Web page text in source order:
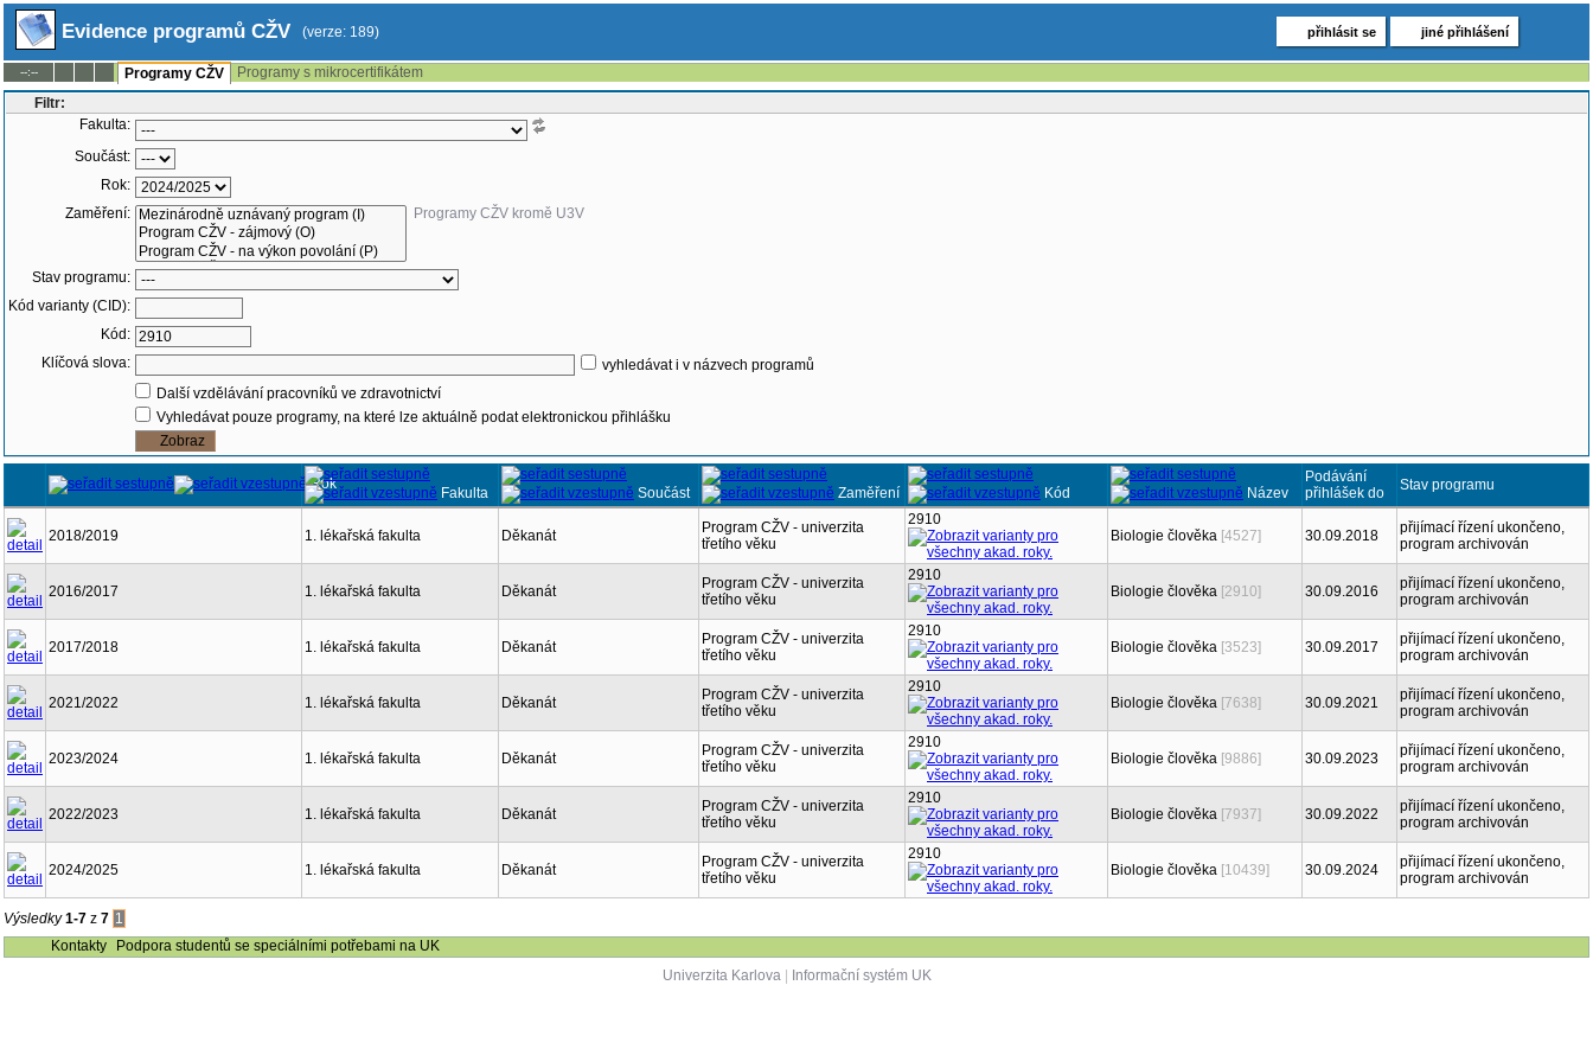
Evidence programů CŽV (verze: 189) přihlásit se jiné přihlášení
--:-- Programy CŽV
Programy s mikrocertifikátem
Filtr:
Fakulta:
Součást:
Rok:
Zaměření:
Programy CŽV kromě U3V
Stav programu:
Kód varianty (CID):
Kód:
Klíčová slova:
vyhledávat i v názvech programů
Další vzdělávání pracovníků ve zdravotnictví
Vyhledávat pouze programy, na které lze aktuálně podat elektronickou přihlášku
Rok
Fakulta Součást Zaměření Kód Název
Podávání
přihlášek do
Stav programu
2018/2019 1. lékařská fakulta Děkanát
Program CŽV - univerzita
třetího věku
2910
Biologie člověka [4527] 30.09.2018
přijímací řízení ukončeno,
program archivován
2016/2017 1. lékařská fakulta Děkanát
Program CŽV - univerzita
třetího věku
2910
Biologie člověka [2910] 30.09.2016
přijímací řízení ukončeno,
program archivován
2017/2018 1. lékařská fakulta Děkanát
Program CŽV - univerzita
třetího věku
2910
Biologie člověka [3523] 30.09.2017
přijímací řízení ukončeno,
program archivován
2021/2022 1. lékařská fakulta Děkanát
Program CŽV - univerzita
třetího věku
2910
Biologie člověka [7638] 30.09.2021
přijímací řízení ukončeno,
program archivován
2023/2024 1. lékařská fakulta Děkanát
Program CŽV - univerzita
třetího věku
2910
Biologie člověka [9886] 30.09.2023
přijímací řízení ukončeno,
program archivován
2022/2023 1. lékařská fakulta Děkanát
Program CŽV - univerzita
třetího věku
2910
Biologie člověka [7937] 30.09.2022
přijímací řízení ukončeno,
program archivován
2024/2025 1. lékařská fakulta Děkanát
Program CŽV - univerzita
třetího věku
2910
Biologie člověka [10439] 30.09.2024
přijímací řízení ukončeno,
program archivován
Výsledky1-7 z 7 1
Kontakty
Podpora studentů se speciálními potřebami na UK
Univerzita Karlova| Informační systém UK